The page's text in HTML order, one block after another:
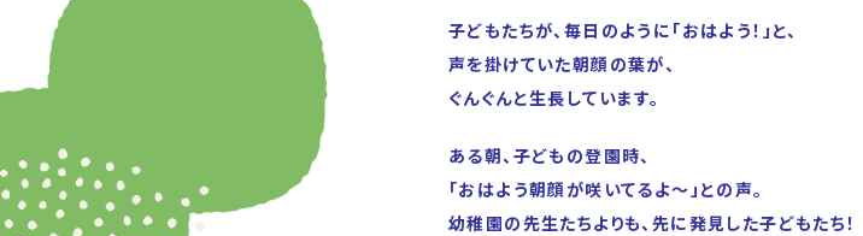
子どもたちが、毎日のように「おはよう！」と、
声を掛けていた朝顔の葉が、
ぐんぐんと生長しています。
ある朝、子どもの登園時、
「おはよう朝顔が咲いてるよ～」との声。
幼稚園の先生たちよりも、先に発見した子どもたち！